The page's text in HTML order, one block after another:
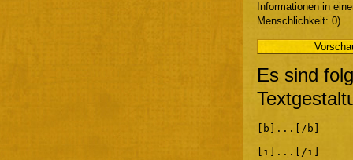
Informationen in
Menschlichkeit: 0)
Es sind
[b]...[/b]
[i]...[/i]